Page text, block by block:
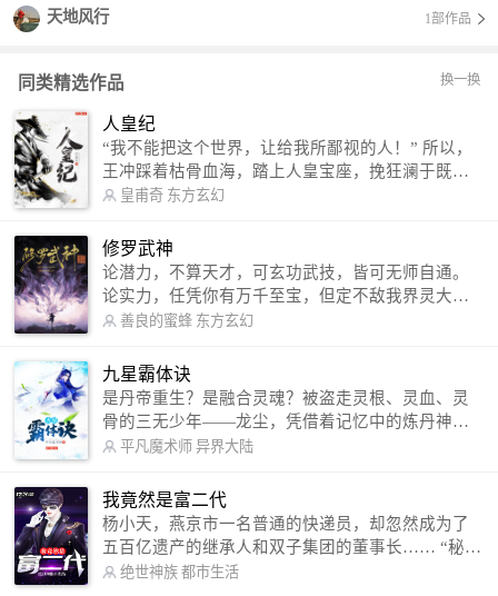
天地风行 1部作品
同类精选作品 换一换
人皇纪
“我不能把这个世界，让给我所鄙视的人！” 所以，
王冲踩着枯骨血海，踏上人皇宝座，挽狂澜于既
倒，扶大厦之将倾，成就了一段无上的传说！ 微信
微博：皇甫奇（地址：http://weibo.com/u/25284575
87） QQ交流群：320238210【普通群】 574501330
【VIP订阅群】 欢迎大家关注。
皇甫奇 东方玄幻
修罗武神
论潜力，不算天才，可玄功武技，皆可无师自通。
论实力，任凭你有万千至宝，但定不敌我界灵大
军。 我是谁？天下众生视我为修罗，却不知，我以
信公众号：善良的蜜蜂后援会）
善良的蜜蜂 东方玄幻
九星霸体诀
是丹帝重生？是融合灵魂？被盗走灵根、灵血、灵
骨的三无少年——龙尘，凭借着记忆中的炼丹神
术，修行神秘功法九星霸体诀，拨开重重迷雾，解
勾搭各色美女，镇压恶鬼邪神。 江湖传闻：龙
尘一到，地吼天啸。龙尘一出，鬼泣神哭。 本
故事纯属虚构，如有雷同，那就是真事儿，想要对
号入座，抓紧时间进群：487963015 微信公众号：
平凡魔术师,或者搜索：pingfanmoshushi1982,公众
平凡魔术师 异界大陆
我竟然是富二代
杨小天，燕京市一名普通的快递员，却忽然成为了
五百亿遗产的继承人和双子集团的董事长…… “秘
书，给我定制一套百亿富翁的吃喝住行标准！” “好
绝世神族 都市生活